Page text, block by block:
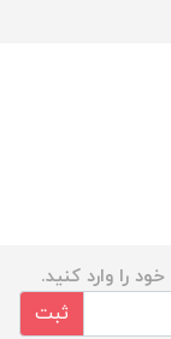
را وارد کنید.
ثبت